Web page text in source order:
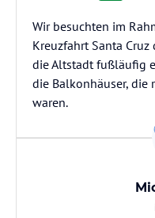
Wir besuchten im
Kreuzfahrt Santa
die Altstadt fußläufig
die Balkonhäuser, die
waren.